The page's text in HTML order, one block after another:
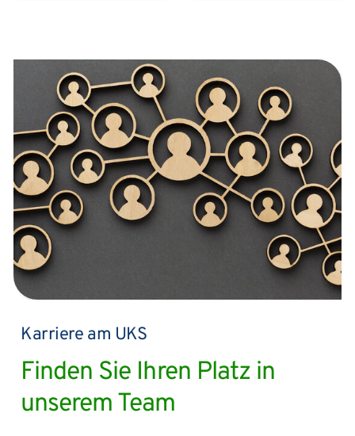
Karriere am UKS
Finden Sie Ihren Platz in
unserem Team